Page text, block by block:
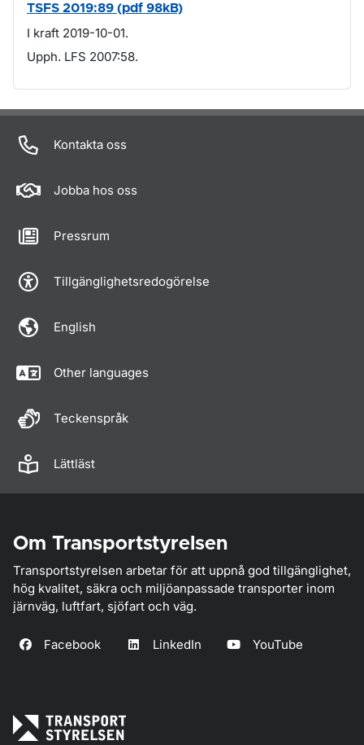
TSFS 2019:89 (pdf 98kB)
I kraft 2019-10-01.
Upph. LFS 2007:58.
Om sidan
Kontakta oss
Jobba hos oss
Pressrum
Tillgänglighetsredogörelse
English
Other languages
Teckenspråk
Lättläst
Om Transportstyrelsen
Transportstyrelsen arbetar för att uppnå god tillgänglighet,
hög kvalitet, säkra och miljöanpassade transporter inom
järnväg, luftfart, sjöfart och väg.
Facebook LinkedIn YouTube